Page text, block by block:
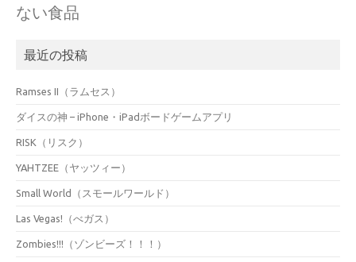
ない食品
最近の投稿
Ramses II（ラムセス）
ダイスの神 – iPhone・iPadボードゲームアプリ
RISK（リスク）
YAHTZEE（ヤッツィー）
Small World（スモールワールド）
Las Vegas!（べガス）
Zombies!!!（ゾンビーズ！！！）